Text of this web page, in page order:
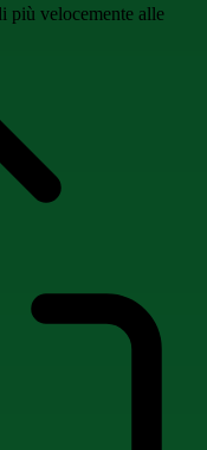
più velocemente alle